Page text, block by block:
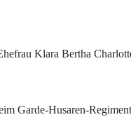
Klara Bertha
Garde-Husaren-